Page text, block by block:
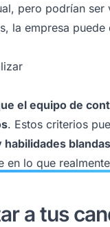
pero podrían ser
la empresa
el equipo de
. Estos criterios
blandas
lo que
a tus